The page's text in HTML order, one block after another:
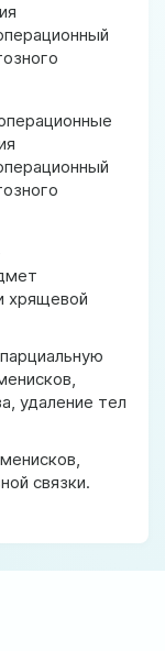
хрящевой
удаление тел
связки.